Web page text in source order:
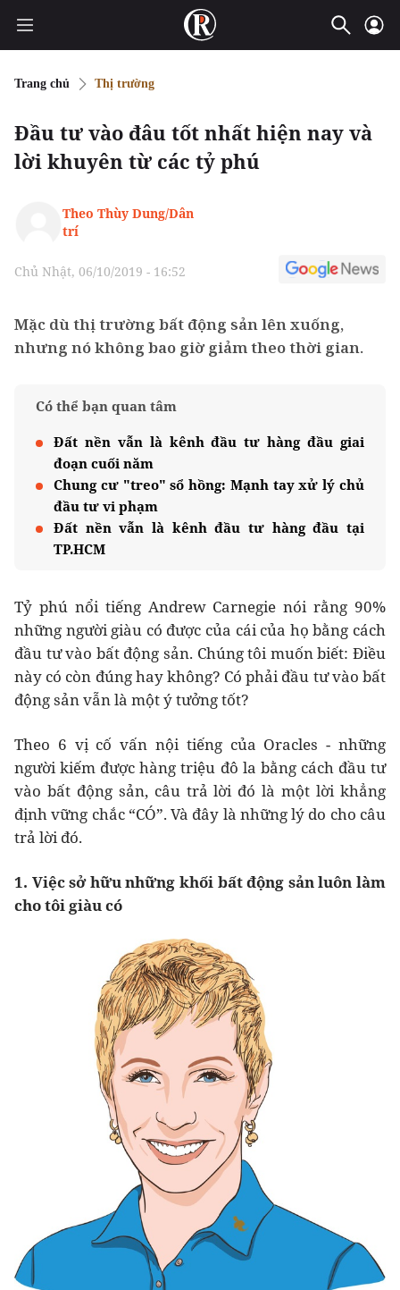
Trang chủ Thị trường
Đầu tư vào đâu tốt nhất hiện nay và
lời khuyên từ các tỷ phú
Theo Thùy Dung/Dân
trí
Chủ Nhật, 06/10/2019 - 16:52
Mặc dù thị trường bất động sản lên xuống,
nhưng nó không bao giờ giảm theo thời gian.
Có thể bạn quan tâm
Đất nền vẫn là kênh đầu tư hàng đầu giai
đoạn cuối năm
Chung cư "treo" sổ hồng: Mạnh tay xử lý chủ
đầu tư vi phạm
Đất nền vẫn là kênh đầu tư hàng đầu tại
TP.HCM
Tỷ phú nổi tiếng Andrew Carnegie nói rằng 90%
những người giàu có được của cái của họ bằng cách
đầu tư vào bất động sản. Chúng tôi muốn biết: Điều
này có còn đúng hay không? Có phải đầu tư vào bất
động sản vẫn là một ý tưởng tốt?
Theo 6 vị cố vấn nội tiếng của Oracles - những
người kiếm được hàng triệu đô la bằng cách đầu tư
vào bất động sản, câu trả lời đó là một lời khẳng
định vững chắc “CÓ”. Và đây là những lý do cho câu
trả lời đó.
1. Việc sở hữu những khối bất động sản luôn làm
cho tôi giàu có